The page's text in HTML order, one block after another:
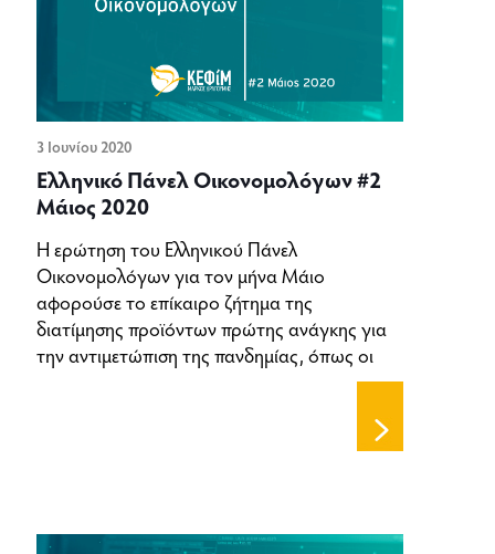
3 Ιουνίου 2020
Ελληνικό Πάνελ Οικονομολόγων #2
Μάιος 2020
Η ερώτηση του Ελληνικού Πάνελ
Οικονομολόγων για τον μήνα Μάιο
αφορούσε το επίκαιρο ζήτημα της
διατίμησης προϊόντων πρώτης ανάγκης για
την αντιμετώπιση της πανδημίας, όπως οι